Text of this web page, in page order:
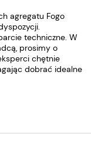
agregatu Fogo
techniczne. W
prosimy o
chętnie
dobrać idealne